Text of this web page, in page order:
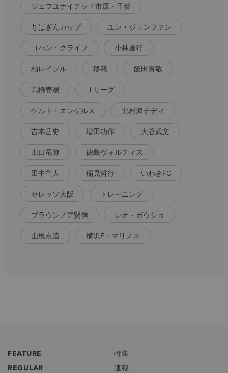
ジェフユナイテッド市原・千葉
ちばぎんカップ ユン・ジョンファン
ヨハン・クライフ 小林慶行
柏レイソル 移籍 飯田貴敬
高橋壱晟 Ｊリーグ
ゲルト・エンゲルス 北村海チディ
吉本岳史 増田功作 大谷武文
山口竜弥 徳島ヴォルティス
田中隼人 稲見哲行 いわきFC
セレッソ大阪 トレーニング
ブラウンノア賢信 レオ・ガウショ
山根永遠 横浜F・マリノス
FEATURE
特集
REGULAR
連載